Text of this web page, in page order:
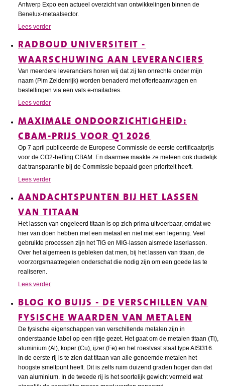
Antwerp Expo een actueel overzicht van ontwikkelingen binnen de
Benelux-metaalsector.
Lees verder
RADBOUD UNIVERSITEIT -
WAARSCHUWING AAN LEVERANCIERS
Van meerdere leveranciers horen wij dat zij ten onrechte onder mijn
naam (Pim Zeldenrijk) worden benaderd met offerteaanvragen en
bestellingen via een vals e-mailadres.
Lees verder
MAXIMALE ONDOORZICHTIGHEID:
CBAM-PRIJS VOOR Q1 2026
Op 7 april publiceerde de Europese Commissie de eerste certificaatprijs
voor de CO2-heffing CBAM. En daarmee maakte ze meteen ook duidelijk
dat transparantie bij de Commissie bepaald geen prioriteit heeft.
Lees verder
AANDACHTSPUNTEN BIJ HET LASSEN
VAN TITAAN
Het lassen van ongeleerd titaan is op zich prima uitvoerbaar, omdat we
hier van doen hebben met een metaal en niet met een legering. Veel
gebruikte processen zijn het TIG en MIG-lassen alsmede laserlassen.
Over het algemeen is gebleken dat men, bij het lassen van titaan, de
voorzorgsmaatregelen onderschat die nodig zijn om een goede las te
realiseren.
Lees verder
BLOG KO BUIJS - DE VERSCHILLEN VAN
FYSISCHE WAARDEN VAN METALEN
De fysische eigenschappen van verschillende metalen zijn in
onderstaande tabel op een rijtje gezet. Het gaat om de metalen titaan (Ti),
aluminium (Al), koper (Cu), ijzer (Fe) en het roestvast staal type AISI316.
In de eerste rij is te zien dat titaan van alle genoemde metalen het
hoogste smeltpunt heeft. Dit is zelfs ruim duizend graden hoger dan dat
van aluminium. In de tweede rij is het soortelijk gewicht vermeld wat